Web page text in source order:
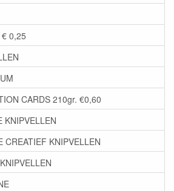
0,25
CARDS 210gr. €0,60
KNIPVELLEN
CREATIEF KNIPVELLEN